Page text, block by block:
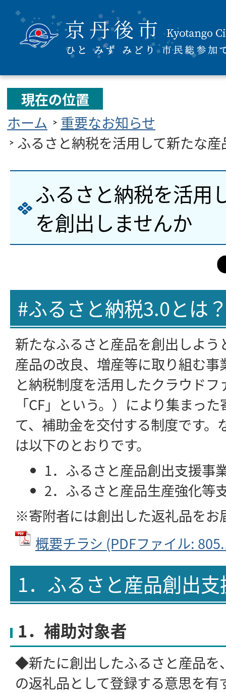
現在の位置
ホーム
重要なお知らせ
ふるさと納税を活用して新たな
ふるさと納税を活用
を創出しませんか
#ふるさと納税3.0とは
新たなふるさと産品を創出しよう
産品の改良、増産等に取り組む
と納税制度を活用したクラウド
「CF」という。）により集まっ
て、補助金を交付する制度です。
は以下のとおりです。
1．ふるさと産品創出支援事
2．ふるさと産品生産強化等
※寄附者には創出した返礼品をお
概要チラシ (PDFファイル:
1．ふるさと産品創出
1．補助対象者
◆新たに創出したふるさと産品を
の返礼品として登録する意思を有